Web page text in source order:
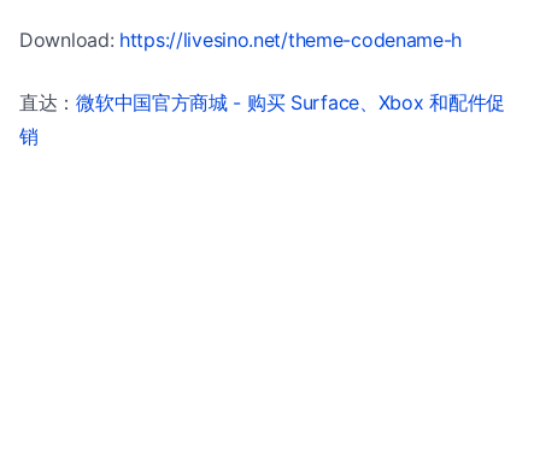
Download: https://livesino.net/theme-codename-h
直达：微软中国官方商城 - 购买 Surface、Xbox 和配件促
销